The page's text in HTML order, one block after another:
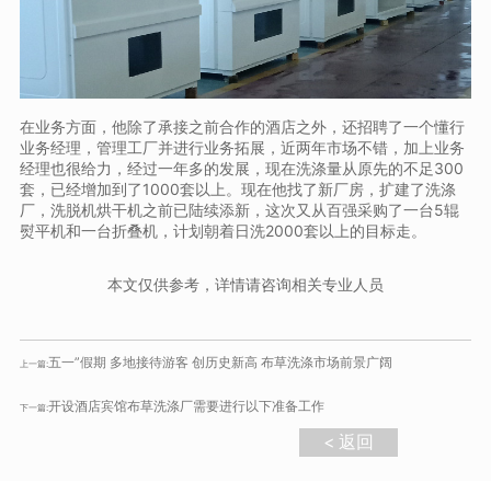
在业务方面，他除了承接之前合作的酒店之外，还招聘了一个懂行
业务经理，管理工厂并进行业务拓展，近两年市场不错，加上业务
经理也很给力，经过一年多的发展，现在洗涤量从原先的不足300
套，已经增加到了1000套以上。现在他找了新厂房，扩建了洗涤
厂，洗脱机烘干机之前已陆续添新，这次又从百强采购了一台5辊
熨平机和一台折叠机，计划朝着日洗2000套以上的目标走。
本文仅供参考，详情请咨询相关专业人员
上一篇:五一”假期 多地接待游客 创历史新高 布草洗涤市场前景广阔
下一篇:开设酒店宾馆布草洗涤厂需要进行以下准备工作
< 返回